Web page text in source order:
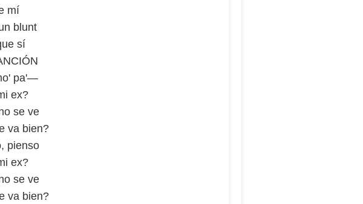
mí
blunt
sí
pa'—
ex?
se ve
va bien?
pienso
ex?
se ve
va bien?